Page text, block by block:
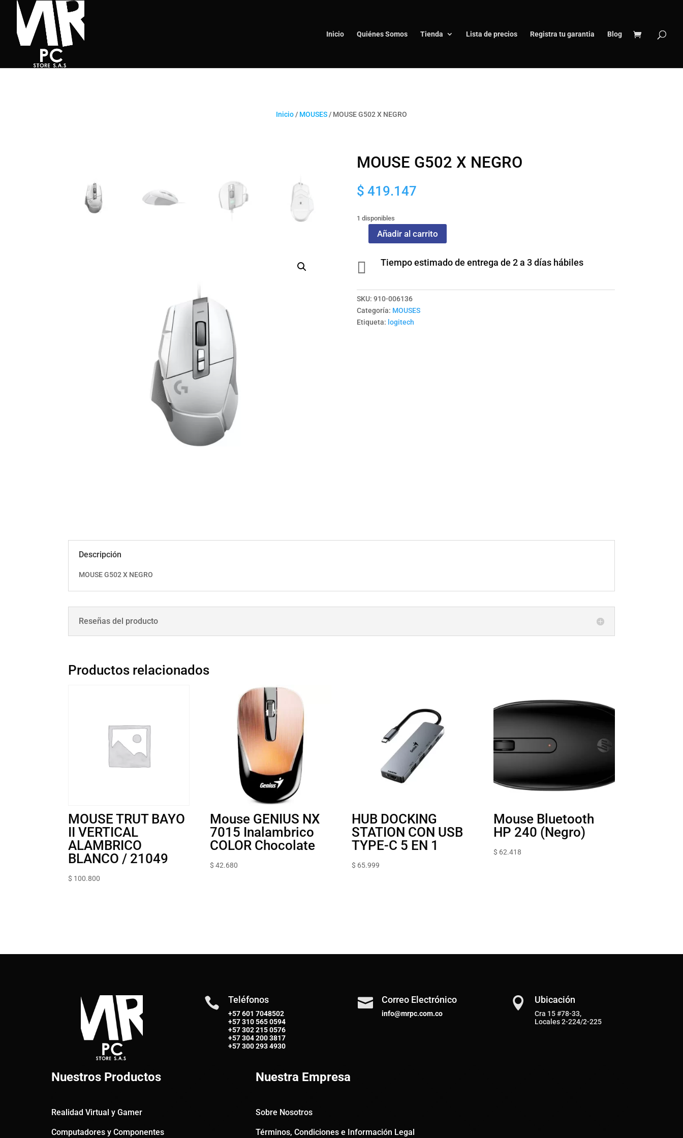
Inicio Quiénes Somos Tienda Lista de precios Registra tu garantia Blog
Inicio / MOUSES / MOUSE G502 X NEGRO
MOUSE G502 X NEGRO
$ 419.147
1 disponibles
MOUSE
X
NEGRO
Añadir al carrito
 Tiempo estimado de entrega de 2 a 3 días hábiles
SKU: 910-006136
Categoría: MOUSES
Etiqueta: logitech
Descripción
MOUSE G502 X NEGRO
Reseñas del producto
Productos relacionados
MOUSE TRUT BAYO
II VERTICAL
ALAMBRICO
BLANCO / 21049
$ 100.800
Mouse GENIUS NX
7015 Inalambrico
COLOR Chocolate
$ 42.680
HUB DOCKING
STATION CON USB
TYPE-C 5 EN 1
$ 65.999
Mouse Bluetooth
HP 240 (Negro)
$ 62.418
 Teléfonos
+57 601 7048502
+57310 565 0594
+57302 215 0576
+57304 200 3817
+57300 293 4930
 Correo Electrónico
info@mrpc.com.co
 Ubicación
Cra 15 #78-33,
Locales 2-224/2-225
Nuestros Productos
Realidad Virtual y Gamer
Computadores y Componentes
Nuestra Empresa
Sobre Nosotros
Términos, Condiciones e Información Legal